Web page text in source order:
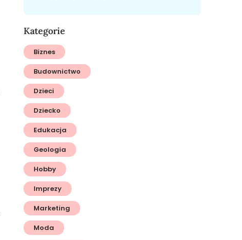
Kategorie
Biznes
Budownictwo
Dzieci
Dziecko
Edukacja
Geologia
Hobby
Imprezy
Marketing
Moda